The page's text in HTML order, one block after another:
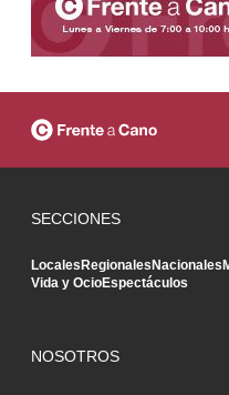
SECCIONES
LocalesRegionalesNacionales
Vida y OcioEspectáculos
NOSOTROS